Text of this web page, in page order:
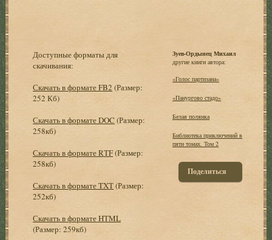
Доступные форматы для
скачивания:
Скачать в формате FB2 (Размер:
252 Кб)
Скачать в формате DOC (Размер:
258кб)
Скачать в формате RTF(Размер:
258кб)
Скачать в формате TXT(Размер:
252кб)
Скачать в формате HTML
(Размер: 259кб)
Зуев-Ордынец Михаил
другие книги автора:
«Голос партизана»
«Панургово стадо»
Белая полянка
Библиотека приключений в
пяти томах. Том 2
Поделиться